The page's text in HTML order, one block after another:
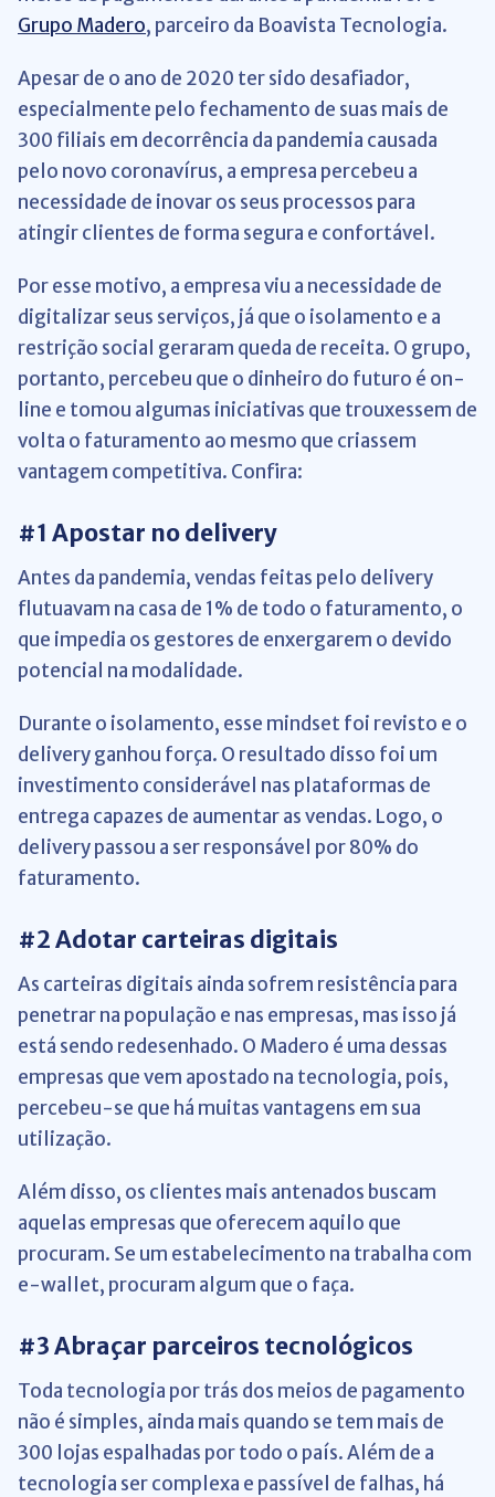
Grupo Madero, parceiro da Boavista Tecnologia.
Apesar de o ano de 2020 ter sido desafiador,
especialmente pelo fechamento de suas mais de
300 filiais em decorrência da pandemia causada
pelo novo coronavírus, a empresa percebeu a
necessidade de inovar os seus processos para
atingir clientes de forma segura e confortável.
Por esse motivo, a empresa viu a necessidade de
digitalizar seus serviços, já que o isolamento e a
restrição social geraram queda de receita. O grupo,
portanto, percebeu que o dinheiro do futuro é on-
line e tomou algumas iniciativas que trouxessem de
volta o faturamento ao mesmo que criassem
vantagem competitiva. Confira:
#1 Apostar no delivery
Antes da pandemia, vendas feitas pelo delivery
flutuavam na casa de 1% de todo o faturamento, o
que impedia os gestores de enxergarem o devido
potencial na modalidade.
Durante o isolamento, esse mindset foi revisto e o
delivery ganhou força. O resultado disso foi um
investimento considerável nas plataformas de
entrega capazes de aumentar as vendas. Logo, o
delivery passou a ser responsável por 80% do
faturamento.
#2 Adotar carteiras digitais
As carteiras digitais ainda sofrem resistência para
penetrar na população e nas empresas, mas isso já
está sendo redesenhado. O Madero é uma dessas
empresas que vem apostado na tecnologia, pois,
percebeu-se que há muitas vantagens em sua
utilização.
Além disso, os clientes mais antenados buscam
aquelas empresas que oferecem aquilo que
procuram. Se um estabelecimento na trabalha com
e-wallet, procuram algum que o faça.
#3 Abraçar parceiros tecnológicos
Toda tecnologia por trás dos meios de pagamento
não é simples, ainda mais quando se tem mais de
300 lojas espalhadas por todo o país. Além de a
tecnologia ser complexa e passível de falhas, há